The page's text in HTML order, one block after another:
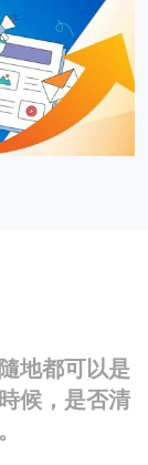
地都可以是
候，是否清